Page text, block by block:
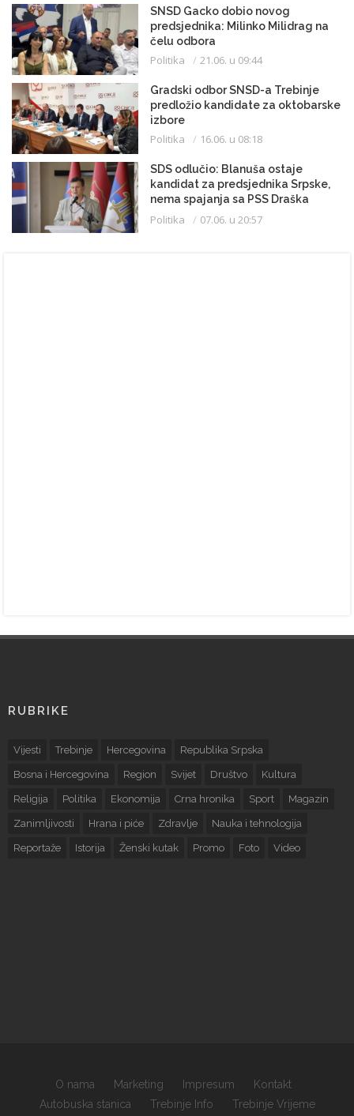
SNSD Gacko dobio novog
predsjednika: Milinko Milidrag na
čelu odbora
Politika 21.06. u 09:44
Gradski odbor SNSD-a Trebinje
predložio kandidate za oktobarske
izbore
Politika 16.06. u 08:18
SDS odlučio: Blanuša ostaje
kandidat za predsjednika Srpske,
nema spajanja sa PSS Draška
Stanivukovića
Politika 07.06. u 20:57
RUBRIKE
Vijesti Trebinje Hercegovina Republika Srpska
Bosna i Hercegovina Region Svijet Društvo Kultura
Religija Politika Ekonomija Crna hronika Sport Magazin
Zanimljivosti Hrana i piće Zdravlje Nauka i tehnologija
Reportaže Istorija Ženski kutak Promo Foto Video
O nama Marketing Impresum
Kontakt
Autobuska stanica
Trebinje Info Trebinje Vrijeme